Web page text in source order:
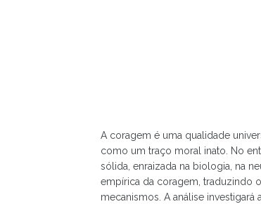
A coragem é uma qualidade
como um traço moral inato. No
sólida, enraizada na biologia, na
empírica da coragem, traduzindo
mecanismos. A análise investigará a